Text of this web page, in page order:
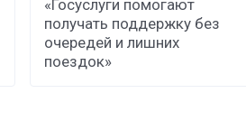
«Госуслуги помогают
получать поддержку без
очередей и лишних
поездок»